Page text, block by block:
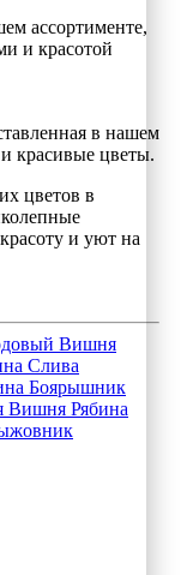
ассортименте,
и красотой
в нашем
красивые цветы.
цветов в
и уют на
Вишня
Слива
Боярышник
Вишня Рябина